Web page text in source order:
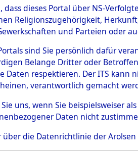
von
Toter aus
Ort ihrer
0003
dass dieses Portal über NS-
Religionszugehörigkeit,
und Parteien oder
sind Sie persönlich dafür
Belange Dritter oder
Daten respektieren. Der ITS
verantwortlich gemacht
Sie uns, wenn Sie beispielsweiser
Daten nicht
die Datenrichtlinie der Arolsen